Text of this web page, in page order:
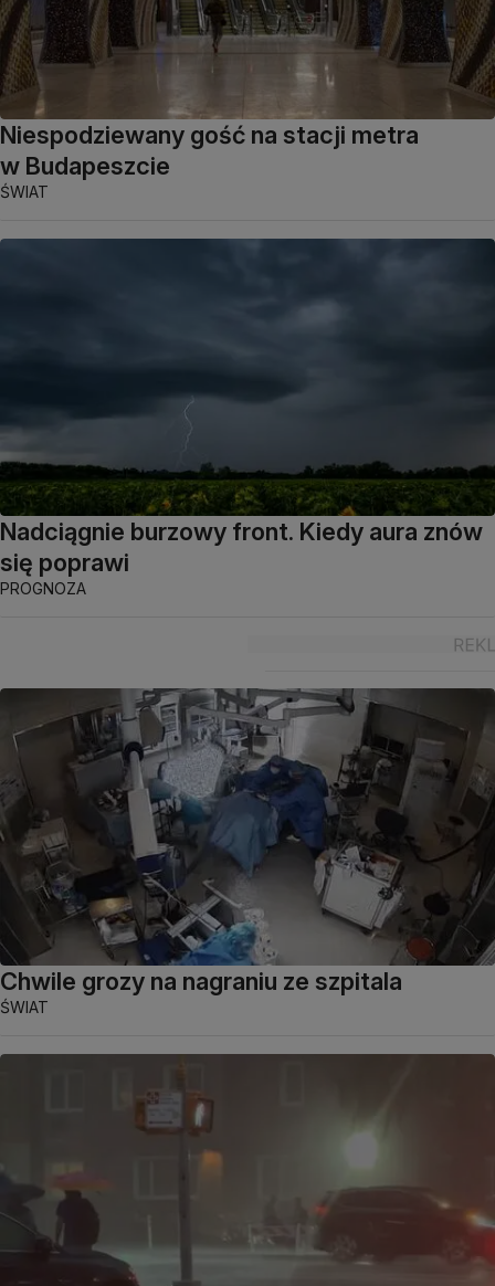
Niespodziewany gość na stacji metra
w Budapeszcie
ŚWIAT
Nadciągnie burzowy front. Kiedy aura znów
się poprawi
PROGNOZA
Chwile grozy na nagraniu ze szpitala
ŚWIAT